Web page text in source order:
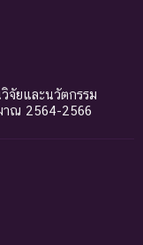
จัยและนวัตกรรม
าณ 2564-2566